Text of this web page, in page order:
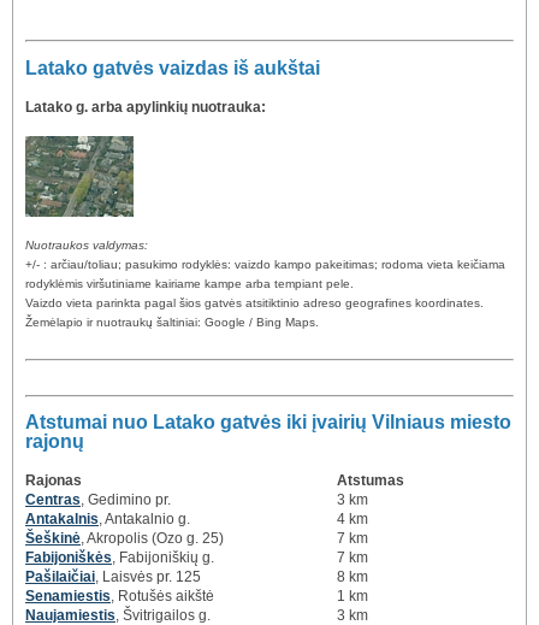
Latako gatvės vaizdas iš aukštai
Latako g. arba apylinkių nuotrauka:
Nuotraukos valdymas:
+/- : arčiau/toliau; pasukimo rodyklės: vaizdo kampo pakeitimas; rodoma vieta keičiama
rodyklėmis viršutiniame kairiame kampe arba tempiant pele.
Vaizdo vieta parinkta pagal šios gatvės atsitiktinio adreso geografines koordinates.
Žemėlapio ir nuotraukų šaltiniai: Google / Bing Maps.
Atstumai nuo Latako gatvės iki įvairių Vilniaus miesto
rajonų
Rajonas
Atstumas
Centras , Gedimino pr.
3 km
Antakalnis , Antakalnio g.
4 km
Šeškinė , Akropolis (Ozo g. 25)
7 km
Fabijoniškės , Fabijoniškių g.
7 km
Pašilaičiai , Laisvės pr. 125
8 km
Senamiestis , Rotušės aikštė
1 km
Naujamiestis , Švitrigailos g. 3 km